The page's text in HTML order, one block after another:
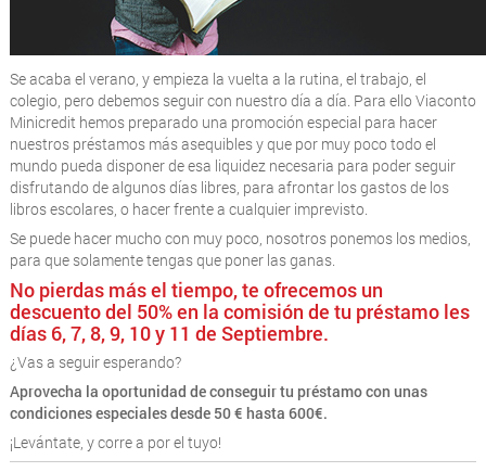
Se acaba el verano, y empieza la vuelta a la rutina, el trabajo, el
colegio, pero debemos seguir con nuestro día a día. Para ello Viaconto
Minicredit hemos preparado una promoción especial para hacer
nuestros préstamos más asequibles y que por muy poco todo el
mundo pueda disponer de esa liquidez necesaria para poder seguir
disfrutando de algunos días libres, para afrontar los gastos de los
libros escolares, o hacer frente a cualquier imprevisto.
Se puede hacer mucho con muy poco, nosotros ponemos los medios,
para que solamente tengas que poner las ganas.
No pierdas más el tiempo, te ofrecemos un
descuento del 50% en la comisión de tu préstamo les
días 6, 7, 8, 9, 10 y 11 de Septiembre.
¿Vas a seguir esperando?
Aprovecha la oportunidad de conseguir tu préstamo con unas
condiciones especiales desde 50 € hasta 600€.
¡Levántate, y corre a por el tuyo!